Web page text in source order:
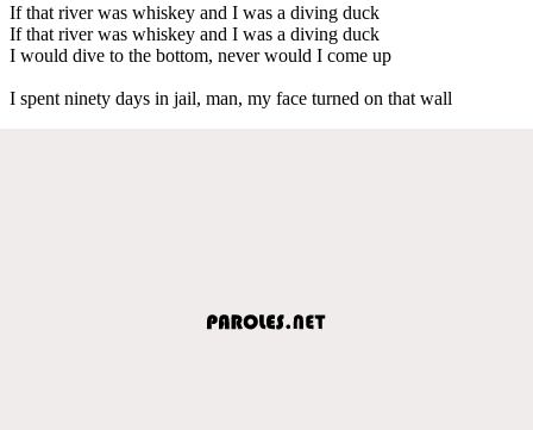
If that river was whiskey and I was a diving duck
If that river was whiskey and I was a diving duck
I would dive to the bottom, never would I come up
I spent ninety days in jail, man, my face turned on that wall